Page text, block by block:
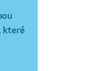
které